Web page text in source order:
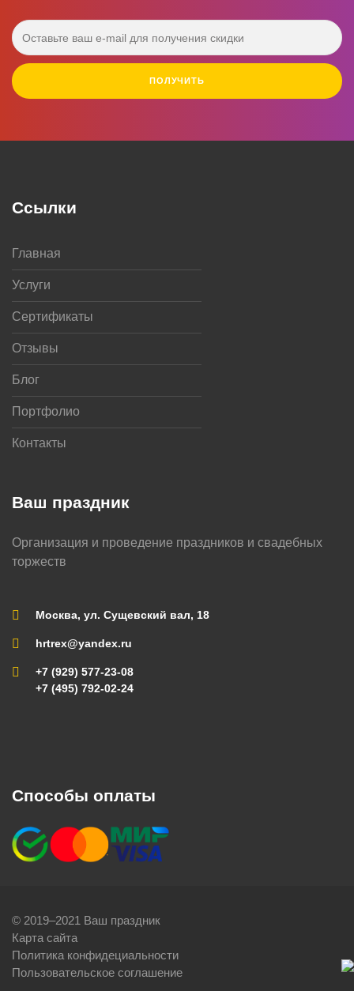
ПОЛУЧИТЬ
Ваш праздник
Организация и проведение праздников и свадебных
торжеств
Москва, ул. Сущевский вал, 18
hrtrex@yandex.ru
+7 (929) 577-23-08
+7 (495) 792-02-24
Ссылки
Главная
Услуги
Сертификаты
Отзывы
Блог
Портфолио
Контакты
Способы оплаты
© 2019–2021 Ваш праздник
Карта сайта
Политика конфидециальности
Пользовательское соглашение